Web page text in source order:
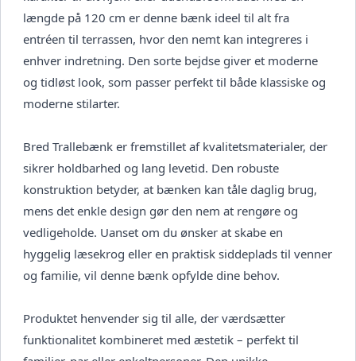
længde på 120 cm er denne bænk ideel til alt fra
entréen til terrassen, hvor den nemt kan integreres i
enhver indretning. Den sorte bejdse giver et moderne
og tidløst look, som passer perfekt til både klassiske og
moderne stilarter.
Bred Trallebænk er fremstillet af kvalitetsmaterialer, der
sikrer holdbarhed og lang levetid. Den robuste
konstruktion betyder, at bænken kan tåle daglig brug,
mens det enkle design gør den nem at rengøre og
vedligeholde. Uanset om du ønsker at skabe en
hyggelig læsekrog eller en praktisk siddeplads til venner
og familie, vil denne bænk opfylde dine behov.
Produktet henvender sig til alle, der værdsætter
funktionalitet kombineret med æstetik – perfekt til